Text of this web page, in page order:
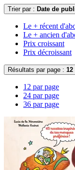
Trier par : Date de
Le + récent
Le + ancien
Prix croissant
Prix décroissant
Résultats par page : 12
12 par page
24 par page
36 par page